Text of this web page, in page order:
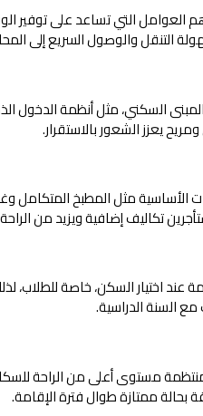
العوامل التي تساعد على توفير
التنقل والوصول السريع إلى
السكني، مثل أنظمة الدخول
يعزز الشعور بالاستقرار.
الأساسية مثل المطبخ المتكامل
تكاليف إضافية ويزيد من
عند اختيار السكن، خاصة
السنة الدراسية.
مستوى أعلى من الراحة
ممتازة طوال فترة الإقامة.